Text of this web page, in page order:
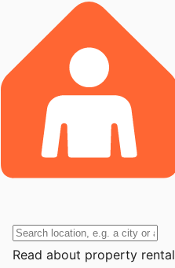
Read about property rental